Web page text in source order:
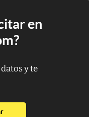
en
y te
abre en nueva pestaña